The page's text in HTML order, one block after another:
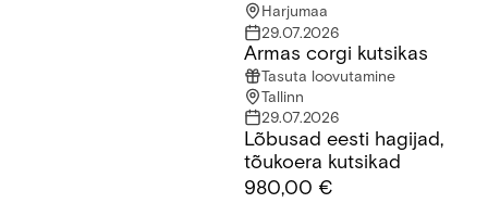
Harjumaa
29.07.2026
Armas corgi kutsikas
Tasuta loovutamine
Tallinn
29.07.2026
Lõbusad eesti hagijad, tõukoera kutsikadLõbusad eesti hagijad,
tõukoera kutsikad
980,00 €